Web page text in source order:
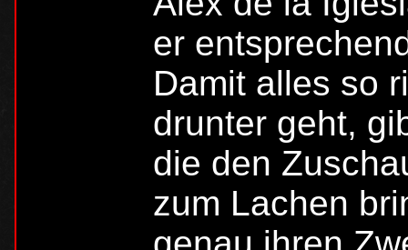
er
Damit alles so
drunter geht,
die den
zum Lachen